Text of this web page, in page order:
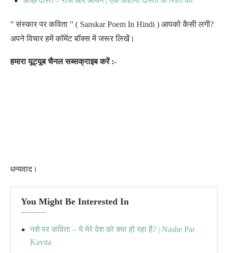
” संस्कार पर कविता ” ( Sanskar Poem In Hindi ) आपको कैसी लगी?
अपने विचार हमें कॉमेंट बॉक्स में जरूर लिखें।
हमारा यूट्यूब चैनल सब्सक्राइब करें :-
धन्यवाद।
You Might Be Interested In
नशे पर कविता – ये मेरे देश को क्या हो रहा है? | Nashe Par
Kavita